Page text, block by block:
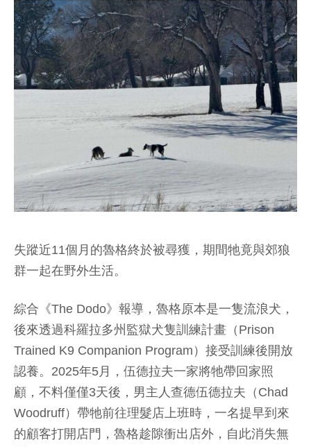
失蹤近11個月的魯格終於被尋獲，期間牠竟與郊狼
群一起在野外生活。
綜合《The Dodo》報導，魯格原本是一隻流浪犬，
後來透過科羅拉多州監獄犬隻訓練計畫（Prison
Trained K9 Companion Program）接受訓練後開放
認養。2025年5月，伍德拉夫一家將牠帶回家照
顧，不料僅僅3天後，男主人查德伍德拉夫（Chad
Woodruff）帶牠前往理髮店上班時，一名提早到來
的顧客打開店門，魯格趁隙衝出店外，自此消失無